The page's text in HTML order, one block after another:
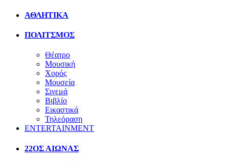
ΑΘΛΗΤΙΚΑ
ΠΟΛΙΤΣΜΟΣ
Θέατρο
Μουσική
Χορός
Μουσεία
Σινεμά
Βιβλίο
Εικαστικά
Τηλεόραση
ENTERTAINMENT
22ΟΣ ΑΙΩΝΑΣ